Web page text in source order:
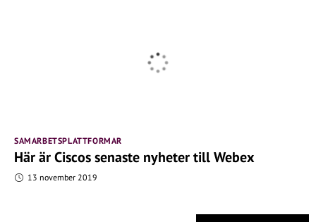
SAMARBETSPLATTFORMAR
Här är Ciscos senaste nyheter till Webex
13 november 2019